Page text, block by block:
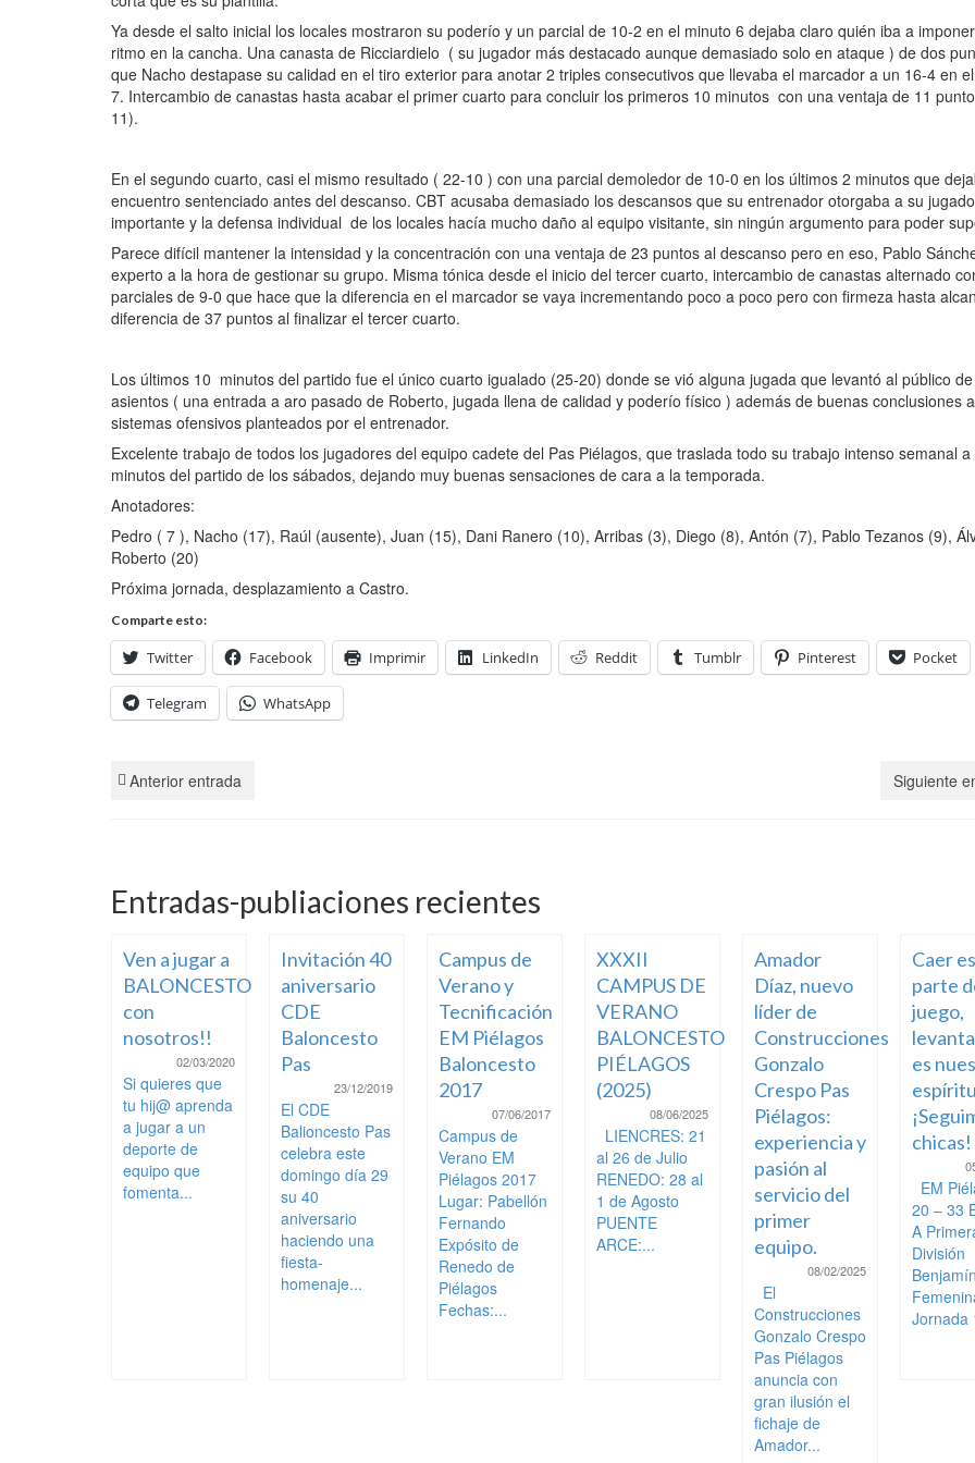
Ya desde el salto inicial los locales mostraron su poderío y un parcial de 10-2 en el minuto 6 dejaba claro quién iba a
ritmo en la cancha. Una canasta de Ricciardielo ( su jugador más destacado aunque demasiado solo en ataque ) de dos
que Nacho destapase su calidad en el tiro exterior para anotar 2 triples consecutivos que llevaba el marcador a un 16-4 en
7. Intercambio de canastas hasta acabar el primer cuarto para concluir los primeros 10 minutos con una ventaja de 11
11).
En el segundo cuarto, casi el mismo resultado ( 22-10 ) con una parcial demoledor de 10-0 en los últimos 2 minutos que
encuentro sentenciado antes del descanso. CBT acusaba demasiado los descansos que su entrenador otorgaba a su
importante y la defensa individual de los locales hacía mucho daño al equipo visitante, sin ningún argumento para poder
Parece difícil mantener la intensidad y la concentración con una ventaja de 23 puntos al descanso pero en eso, Pablo
experto a la hora de gestionar su grupo. Misma tónica desde el inicio del tercer cuarto, intercambio de canastas alternado
parciales de 9-0 que hace que la diferencia en el marcador se vaya incrementando poco a poco pero con firmeza hasta
diferencia de 37 puntos al finalizar el tercer cuarto.
Los últimos 10 minutos del partido fue el único cuarto igualado (25-20) donde se vió alguna jugada que levantó al público
asientos ( una entrada a aro pasado de Roberto, jugada llena de calidad y poderío físico ) además de buenas conclusiones
sistemas ofensivos planteados por el entrenador.
Excelente trabajo de todos los jugadores del equipo cadete del Pas Piélagos, que traslada todo su trabajo intenso semanal
minutos del partido de los sábados, dejando muy buenas sensaciones de cara a la temporada.
Anotadores:
Pedro ( 7 ), Nacho (17), Raúl (ausente), Juan (15), Dani Ranero (10), Arribas (3), Diego (8), Antón (7), Pablo Tezanos (9),
Roberto (20)
Próxima jornada, desplazamiento a Castro.
Comparte esto:
Twitter Facebook Imprimir LinkedIn Reddit Tumblr Pinterest Pocket
Telegram WhatsApp
Anterior entrada Siguiente
Entradas-publiaciones recientes
Ven a jugar a
BALONCESTO
con
nosotros!!
02/03/2020
Si quieres que
tu hij@ aprenda
a jugar a un
deporte de
equipo que
fomenta...
Invitación 40
aniversario
CDE
Baloncesto
Pas
23/12/2019
El CDE
Balioncesto Pas
celebra este
domingo día 29
su 40
aniversario
haciendo una
fiesta-
homenaje...
Campus de
Verano y
Tecnificación
EM Piélagos
Baloncesto
2017
07/06/2017
Campus de
Verano EM
Piélagos 2017
Lugar: Pabellón
Fernando
Expósito de
Renedo de
Piélagos
Fechas:...
XXXII
CAMPUS DE
VERANO
BALONCESTO
PIÉLAGOS
(2025)
08/06/2025
LIENCRES: 21
al 26 de Julio
RENEDO: 28 al
1 de Agosto
PUENTE
ARCE:...
Amador
Díaz, nuevo
líder de
Construcciones
Gonzalo
Crespo Pas
Piélagos:
experiencia y
pasión al
servicio del
primer
equipo.
08/02/2025
El
Construcciones
Gonzalo Crespo
Pas Piélagos
anuncia con
gran ilusión el
fichaje de
Amador...
Caer es
parte
juego,
es
chicas!
EM
20 – 33
A
División
Jornada